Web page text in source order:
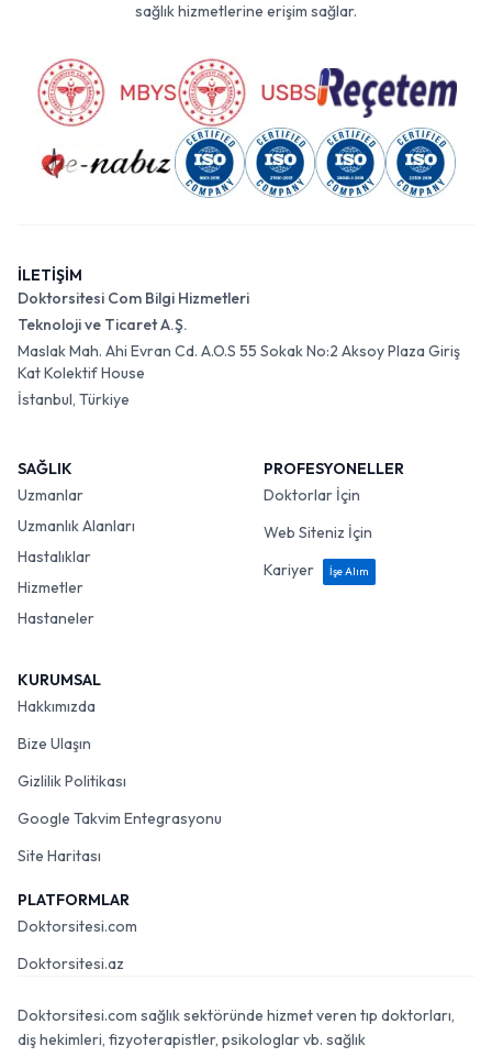
sağlık hizmetlerine erişim sağlar.
İLETİŞİM
Doktorsitesi Com Bilgi Hizmetleri
Teknoloji ve Ticaret A.Ş.
Maslak Mah. Ahi Evran Cd. A.O.S 55 Sokak No:2 Aksoy Plaza Giriş
Kat Kolektif House
İstanbul, Türkiye
SAĞLIK
Uzmanlar
Uzmanlık Alanları
Hastalıklar
Hizmetler
Hastaneler
PROFESYONELLER
Doktorlar İçin
Web Siteniz İçin
Kariyer
İşe Alım
KURUMSAL
Hakkımızda
Bize Ulaşın
Gizlilik Politikası
Google Takvim Entegrasyonu
Site Haritası
PLATFORMLAR
Doktorsitesi.com
Doktorsitesi.az
Doktorsitesi.com sağlık sektöründe hizmet veren tıp doktorları,
diş hekimleri, fizyoterapistler, psikologlar vb. sağlık